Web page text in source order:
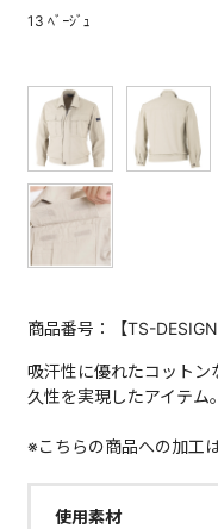
13 ﾍﾞｰｼﾞｭ
商品番号：【TS-
吸汗性に優れたコット
久性を実現したアイテム。
※こちらの商品への加工
使用素材